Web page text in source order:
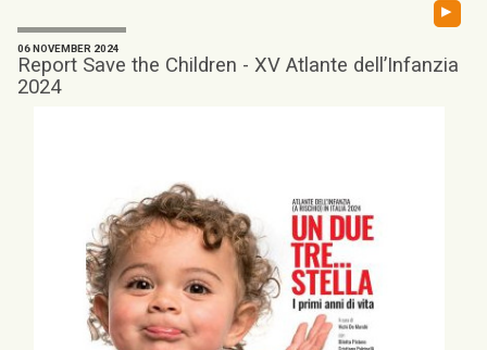
▸
06 NOVEMBER 2024
Report Save the Children - XV Atlante dell’Infanzia
2024